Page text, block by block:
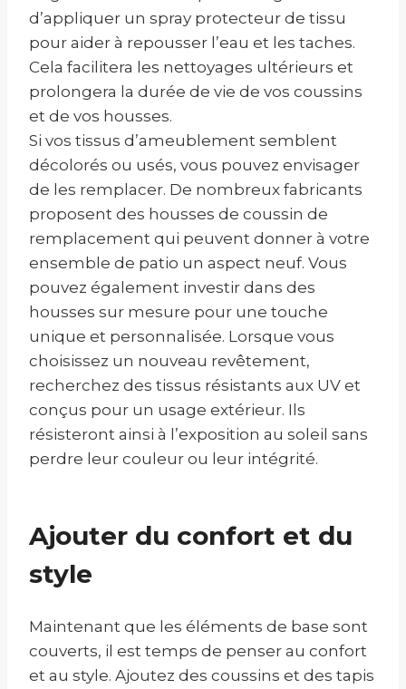
d’appliquer un spray protecteur de tissu
pour aider à repousser l’eau et les taches.
Cela facilitera les nettoyages ultérieurs et
prolongera la durée de vie de vos coussins
et de vos housses.
Si vos tissus d’ameublement semblent
décolorés ou usés, vous pouvez envisager
de les remplacer. De nombreux fabricants
proposent des housses de coussin de
remplacement qui peuvent donner à votre
ensemble de patio un aspect neuf. Vous
pouvez également investir dans des
housses sur mesure pour une touche
unique et personnalisée. Lorsque vous
choisissez un nouveau revêtement,
recherchez des tissus résistants aux UV et
conçus pour un usage extérieur. Ils
résisteront ainsi à l’exposition au soleil sans
perdre leur couleur ou leur intégrité.
Ajouter du confort et du
style
Maintenant que les éléments de base sont
couverts, il est temps de penser au confort
et au style. Ajoutez des coussins et des tapis